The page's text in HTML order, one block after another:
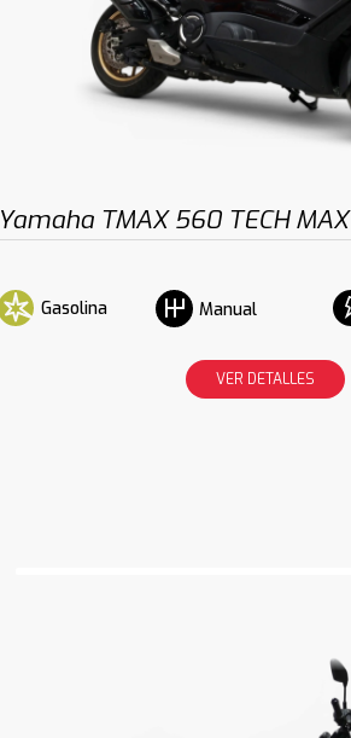
Yamaha TMAX 560 TECH MAX
Gasolina Manual
VER DETALLES